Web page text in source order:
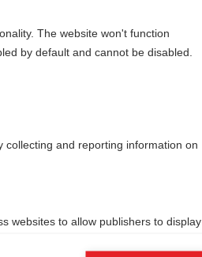
The website won't function
by default and cannot be disabled.
collecting and reporting information on
websites to allow publishers to display